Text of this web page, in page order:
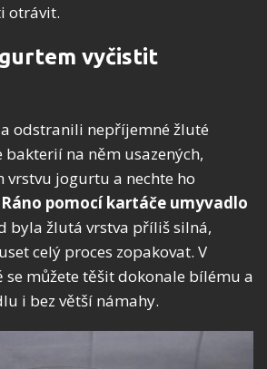
otrávit.
vyčistit
odstranili nepříjemné žluté
bakterií na něm usazených,
vrstvu jogurtu a nechte ho
Ráno pomocí kartáče umyvadlo
byla žlutá vrstva příliš silná,
celý proces zopakovat. V
můžete těšit dokonale bílému a
i bez větší námahy.